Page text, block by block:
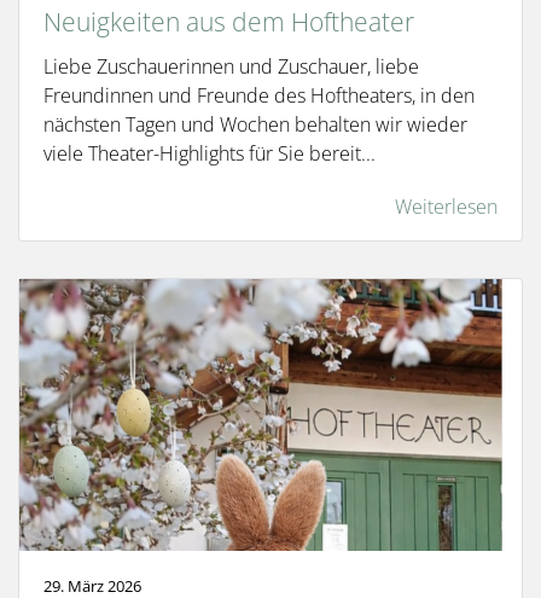
Neuigkeiten aus dem Hoftheater
Liebe Zuschauerinnen und Zuschauer, liebe
Freundinnen und Freunde des Hoftheaters, in den
nächsten Tagen und Wochen behalten wir wieder
viele Theater-Highlights für Sie bereit...
Weiterlesen
29. März 2026